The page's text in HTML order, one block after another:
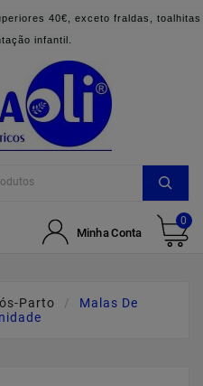
40€, exceto fraldas, toalhitas
infantil.
Minha Conta
0
Parto
Malas De